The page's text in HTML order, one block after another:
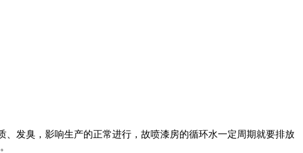
发臭，影响生产的正常进行，故喷漆房的循环水一定周期就要排放